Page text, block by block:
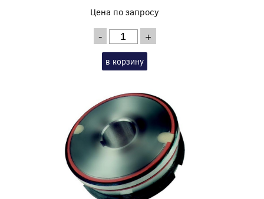
Цена по запросу
- +
в корзину